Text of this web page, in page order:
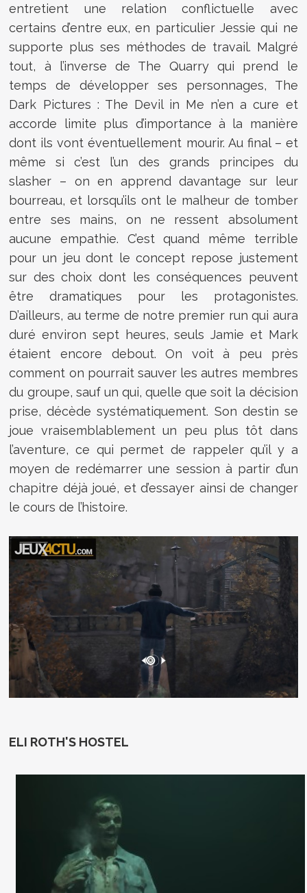
entretient une relation conflictuelle avec
certains d’entre eux, en particulier Jessie qui ne
supporte plus ses méthodes de travail. Malgré
tout, à l’inverse de The Quarry qui prend le
temps de développer ses personnages, The
Dark Pictures : The Devil in Me n’en a cure et
accorde limite plus d’importance à la manière
dont ils vont éventuellement mourir. Au final – et
même si c’est l’un des grands principes du
slasher – on en apprend davantage sur leur
bourreau, et lorsqu’ils ont le malheur de tomber
entre ses mains, on ne ressent absolument
aucune empathie. C’est quand même terrible
pour un jeu dont le concept repose justement
sur des choix dont les conséquences peuvent
être dramatiques pour les protagonistes.
D’ailleurs, au terme de notre premier run qui aura
duré environ sept heures, seuls Jamie et Mark
étaient encore debout. On voit à peu près
comment on pourrait sauver les autres membres
du groupe, sauf un qui, quelle que soit la décision
prise, décède systématiquement. Son destin se
joue vraisemblablement un peu plus tôt dans
l’aventure, ce qui permet de rappeler qu’il y a
moyen de redémarrer une session à partir d’un
chapitre déjà joué, et d’essayer ainsi de changer
le cours de l’histoire.
ELI ROTH'S HOSTEL